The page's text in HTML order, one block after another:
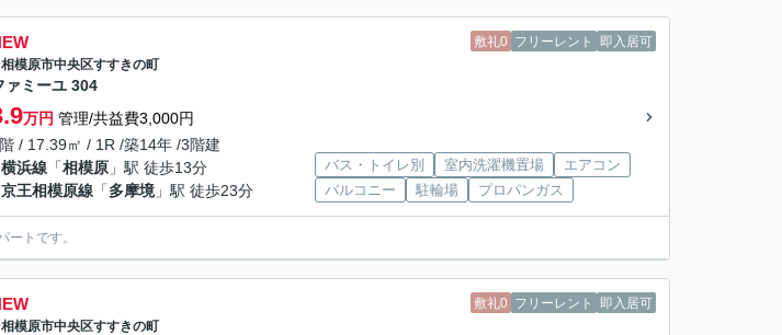
敷礼0 フリーレント 即入居可
相模原市中央区すすきの町
ァミーユ 304
万円 管理/共益費3,000円
/ 17.39㎡ / 1R /築14年 /3階建
横浜線 「相模原 」駅 徒歩13分
京王相模原線 「多摩境」駅 徒歩23分
バス・トイレ別 室内洗濯機置場
エアコン
バルコニー
駐輪場 プロパンガス
トです。
敷礼0 フリーレント 即入居可
相模原市中央区すすきの町